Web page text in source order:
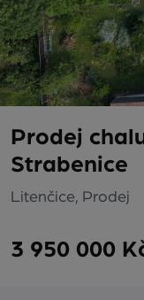
Prodej
Strabenice
Litenčice, Prodej
3 950 000